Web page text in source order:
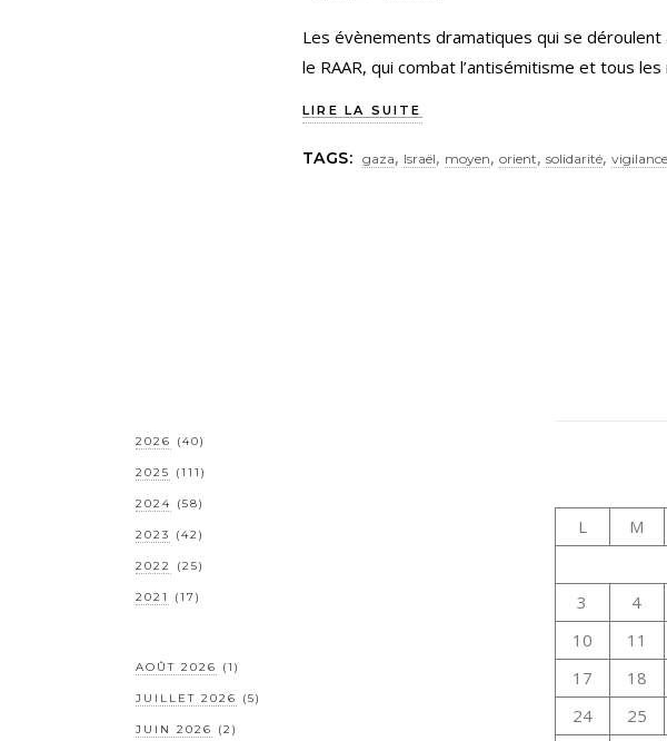
Les évènements dramatiques qui se
le RAAR, qui combat l’antisémitisme et tous
LIRE LA SUITE
TAGS: gaza, Israël, moyen,orient,solidarité,vigilance
2026 (40)
2025 (111)
2024 (58)
2023 (42)
2022 (25)
2021 (17)
AOÛT 2026 (1)
JUILLET 2026 (5)
JUIN 2026 (2)
L M
3
4
10
11
17
18
24
25